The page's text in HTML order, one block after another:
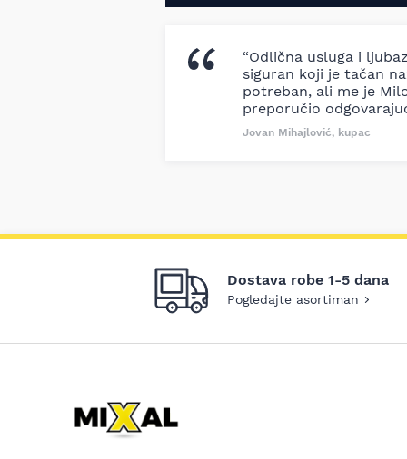
“Odlična usluga i
siguran koji je tačan
potreban, ali me je
preporučio
Jovan Mihajlović, kupac
Dostava robe 1-5 dana
Pogledajte asortiman